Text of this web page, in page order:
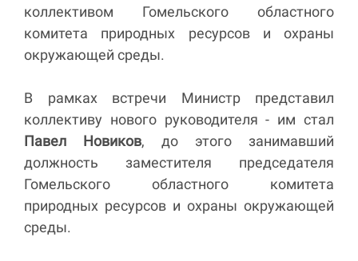
коллективом Гомельского областного
комитета природных ресурсов и охраны
окружающей среды.
В рамках встречи Министр представил
коллективу нового руководителя - им стал
Павел Новиков, до этого занимавший
должность заместителя председателя
Гомельского областного комитета
природных ресурсов и охраны окружающей
среды.